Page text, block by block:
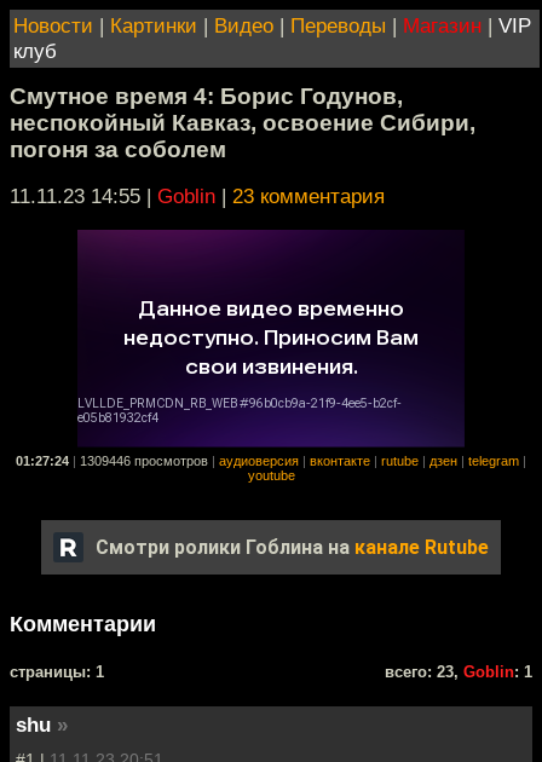
Новости | Картинки | Видео | Переводы | Магазин | VIP
клуб
Смутное время 4: Борис Годунов,
неспокойный Кавказ, освоение Сибири,
погоня за соболем
11.11.23 14:55 | Goblin | 23 комментария
01:27:24 1309446 просмотров аудиоверсия вконтакте rutube дзен telegram
youtube
Смотри ролики Гоблина на канале Rutube
Комментарии
cтраницы: 1 всего: 23, Goblin: 1
shu »